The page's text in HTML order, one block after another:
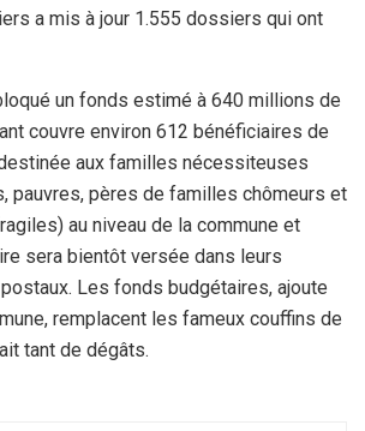
a mis à jour 1.555 dossiers qui ont
un fonds estimé à 640 millions de
couvre environ 612 bénéficiaires de
aux familles nécessiteuses
pauvres, pères de familles chômeurs et
au niveau de la commune et
sera bientôt versée dans leurs
Les fonds budgétaires, ajoute
remplacent les fameux couffins de
tant de dégâts.